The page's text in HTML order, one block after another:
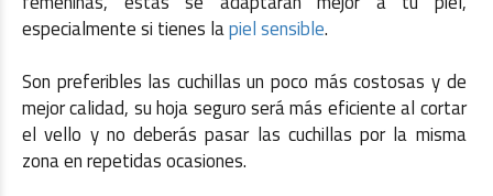
especialmente si tienes lapiel sensible.
Son preferibles las cuchillas un poco más costosas y de
mejor calidad, su hoja seguro será más eficiente al cortar
el vello y no deberás pasar las cuchillas por la misma
zona en repetidas ocasiones.